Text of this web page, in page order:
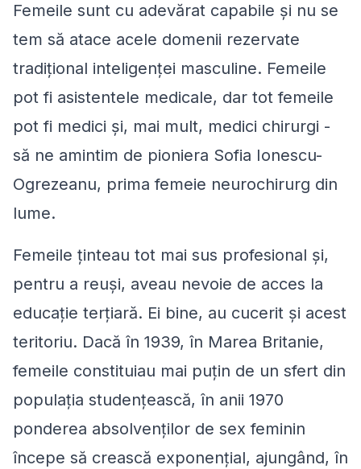
Femeile sunt cu adevărat capabile și nu se
tem să atace acele domenii rezervate
tradițional inteligenței masculine. Femeile
pot fi asistentele medicale, dar tot femeile
pot fi medici și, mai mult, medici chirurgi -
să ne amintim de pioniera Sofia Ionescu-
Ogrezeanu, prima femeie neurochirurg din
lume.
Femeile ținteau tot mai sus profesional și,
pentru a reuși, aveau nevoie de acces la
educație terțiară. Ei bine, au cucerit și acest
teritoriu. Dacă în 1939, în Marea Britanie,
femeile constituiau mai puțin de un sfert din
populația studențească, în anii 1970
ponderea absolvenților de sex feminin
începe să crească exponențial, ajungând, în